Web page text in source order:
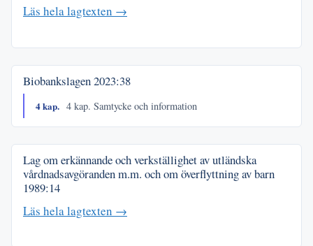
Läs hela lagtexten →
Biobankslagen2023:38
4 kap. 4 kap. Samtycke och information
Lag om erkännande och verkställighet av utländska
vårdnadsavgöranden m.m. och om överflyttning av barn
1989:14
Läs hela lagtexten →